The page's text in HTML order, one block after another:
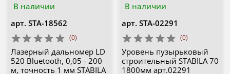
В наличии
арт. STA-18562
(0)
Лазерный дальномер LD
520 Bluetooth, 0,05 - 200
м, точность 1 мм STABILA
В наличии
арт. STA-02291
(0)
Уровень пузырьковый
строительный STABILA 70
1800мм арт.02291